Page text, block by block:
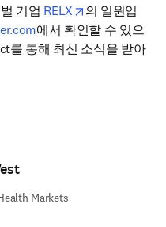
기업 RELX opens in new
의 일원입
에서 확인할 수 있으
를 통해 최신 소식을 받아
Markets